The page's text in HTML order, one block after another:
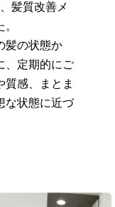
髪質改善メ
髪の状態か
、定期的にご
質感、まとま
な状態に近づ